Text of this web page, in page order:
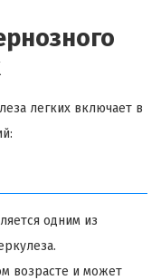
легких включает в
одним из
возрасте и может